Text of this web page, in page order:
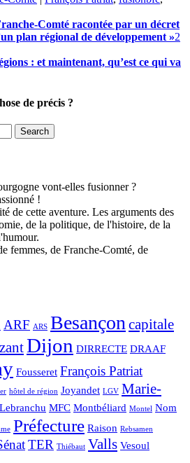
Comté racontée par un décret
plan régional de développement »2
: et maintenant, qu’est ce qui va
de précis ?
vont-elles fusionner ?
!
de cette aventure. Les arguments des
de la politique, de l'histoire, de la
femmes, de Franche-Comté, de
ARF ARS Besançon capitale
Dijon DIRRECTE DRAAF
Fousseret François Patriat
hôtel de région Joyandet LGV Marie-
MFC Montbéliard Montel Nom
Préfecture Raison Rebsamen
TER Thiébaut Valls Vesoul